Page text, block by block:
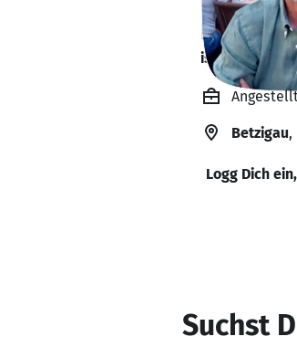
Ralph
ist gesund
Betzigau,
Logg Dich
Suchst